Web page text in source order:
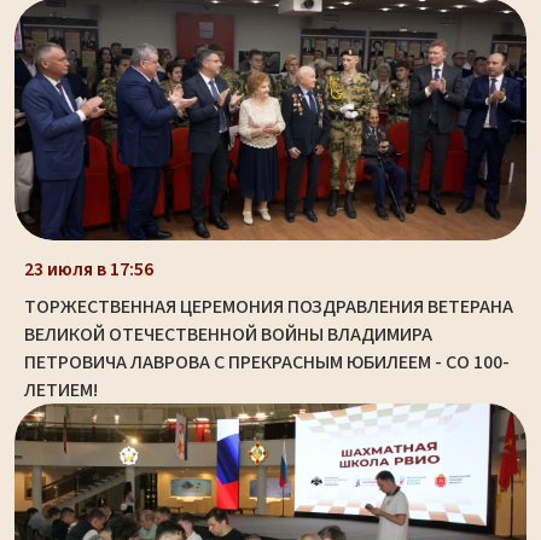
23 июля в 17:56
ТОРЖЕСТВЕННАЯ ЦЕРЕМОНИЯ ПОЗДРАВЛЕНИЯ ВЕТЕРАНА
ВЕЛИКОЙ ОТЕЧЕСТВЕННОЙ ВОЙНЫ ВЛАДИМИРА
ПЕТРОВИЧА ЛАВРОВА С ПРЕКРАСНЫМ ЮБИЛЕЕМ - СО 100-
ЛЕТИЕМ!